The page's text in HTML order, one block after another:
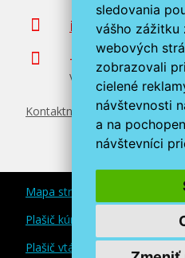
sledovania
vášho zážitku
webových
zobrazovali
cielené
návštevnosti
a na
návštevníci
info@miroluk.sk
+420 377 222 313
Volajte v pracovné
Kontaktné údaje
Mapa stránok
Plašič kún a myší
Plašič vtákov